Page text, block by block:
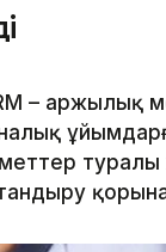
– Қаржылық
туралы